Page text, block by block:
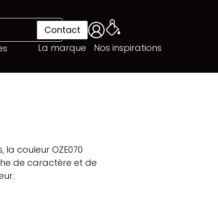
Contact
La marque
Nos inspirations
couleur OZE070
de caractère et de